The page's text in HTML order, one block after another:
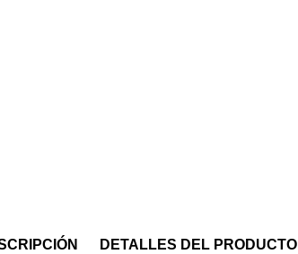
DETALLES DEL PRODUCTO